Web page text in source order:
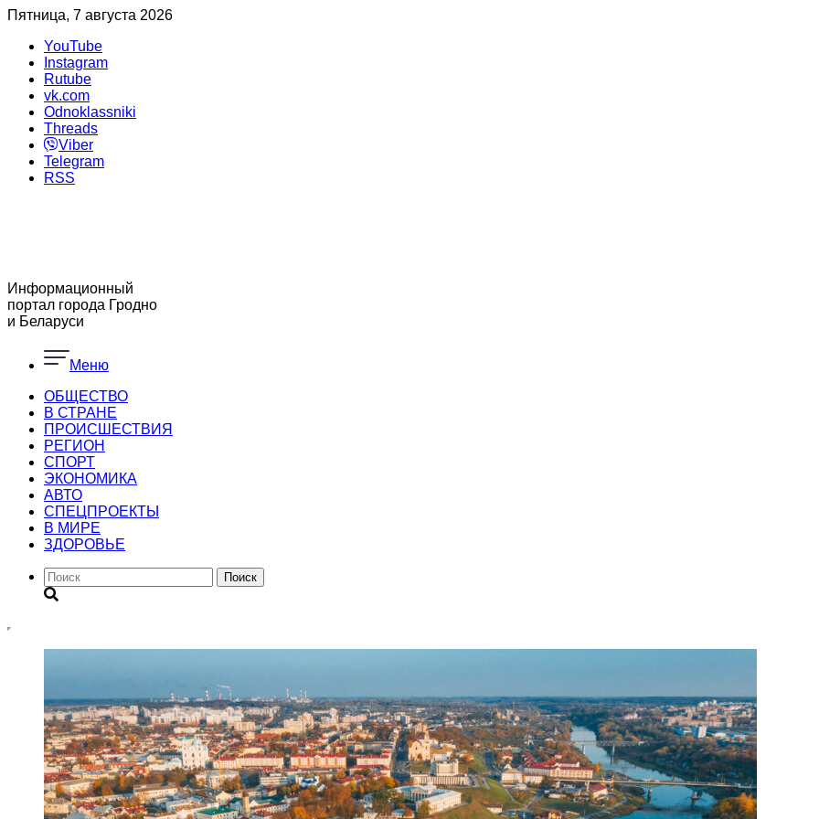
Пятница, 7 августа 2026
YouTube
Instagram
Rutube
vk.com
Odnoklassniki
Threads
Viber
Telegram
RSS
Информационный
портал города Гродно
и Беларуси
Меню
ОБЩЕСТВО
В СТРАНЕ
ПРОИСШЕСТВИЯ
РЕГИОН
CПОРТ
ЭКОНОМИКА
АВТО
СПЕЦПРОЕКТЫ
В МИРЕ
ЗДОРОВЬЕ
Поиск